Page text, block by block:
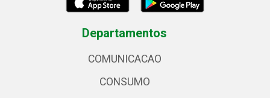
Departamentos
COMUNICACAO
CONSUMO